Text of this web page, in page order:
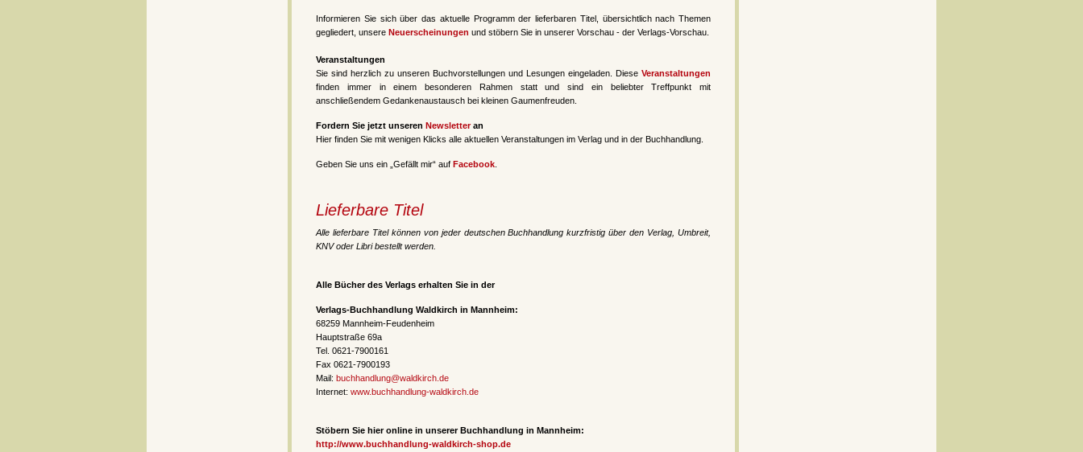
Informieren Sie sich über das aktuelle Programm der lieferbaren Titel, übersichtlich nach Themen
gegliedert, unsere Neuerscheinungen und stöbern Sie in unserer Vorschau - der Verlags-Vorschau.
Veranstaltungen
Sie sind herzlich zu unseren Buchvorstellungen und Lesungen eingeladen. Diese Veranstaltungen
finden immer in einem besonderen Rahmen statt und sind ein beliebter Treffpunkt mit
anschließendem Gedankenaustausch bei kleinen Gaumenfreuden.
Fordern Sie jetzt unseren Newsletteran
Hier finden Sie mit wenigen Klicks alle aktuellen Veranstaltungen im Verlag und in der Buchhandlung.
Geben Sie uns ein „Gefällt mir“ auf Facebook
Lieferbare Titel
Alle lieferbare Titel können von jeder deutschen Buchhandlung kurzfristig über den Verlag, Umbreit,
KNV oder Libri bestellt werden.
Alle Bücher des Verlags erhalten Sie in der
Verlags-Buchhandlung Waldkirch in Mannheim:
68259 Mannheim-Feudenheim
Hauptstraße 69a
Tel. 0621-7900161
Fax 0621-7900193
Mail: buchhandlung@waldkirch.de
Internet: www.buchhandlung-waldkirch.de
Stöbern Sie hier online in unserer Buchhandlung in Mannheim:
http://www.buchhandlung-waldkirch-shop.de